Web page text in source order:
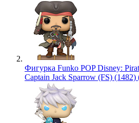
Фигурка Funko POP Disney:
Captain Jack Sparrow (FS)